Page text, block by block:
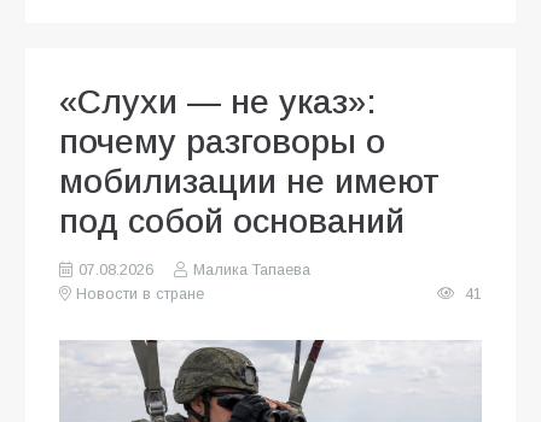
«Слухи — не указ»:
почему разговоры о
мобилизации не имеют
под собой оснований
07.08.2026
Малика Тапаева
Новости в стране
41